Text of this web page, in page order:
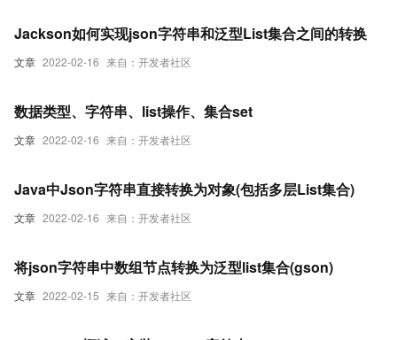
文章 2022-02-16 来自：开发者社区
Jackson如何实现json字符串和泛型List集合之间的转换
文章 2022-02-16 来自：开发者社区
数据类型、字符串、list操作、集合set
文章 2022-02-16 来自：开发者社区
Java中Json字符串直接转换为对象(包括多层List集合)
文章 2022-02-15 来自：开发者社区
将json字符串中数组节点转换为泛型list集合(gson)